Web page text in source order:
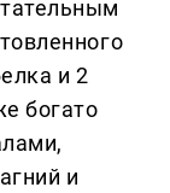
и 2
богато
и